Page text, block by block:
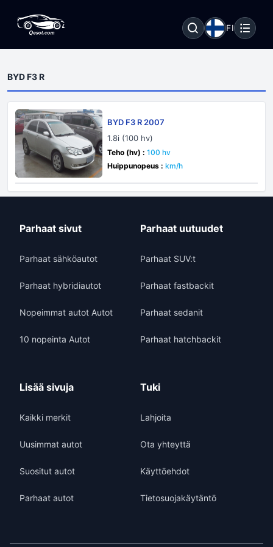
FI
BYD F3 R
BYD F3 R 2007
1.8i (100 hv)
Teho (hv) : 100 hv
Huippunopeus : km/h
Parhaat sivut
Parhaat sähköautot
Parhaat hybridiautot
Nopeimmat autot Autot
10 nopeinta Autot
Parhaat uutuudet
Parhaat SUV:t
Parhaat fastbackit
Parhaat sedanit
Parhaat hatchbackit
Lisää sivuja
Kaikki merkit
Uusimmat autot
Suositut autot
Parhaat autot
Tuki
Lahjoita
Ota yhteyttä
Käyttöehdot
Tietosuojakäytäntö